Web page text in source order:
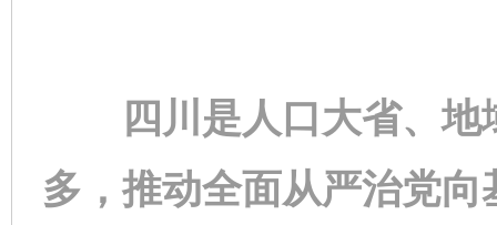
四川是人口大省、地
多，推动全面从严治党